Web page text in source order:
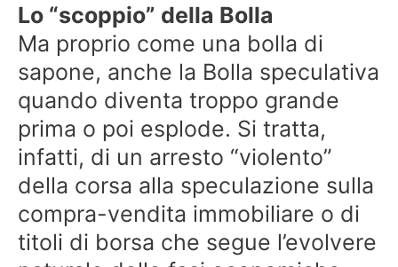
Lo “scoppio” della Bolla
Ma proprio come una bolla di
sapone, anche la Bolla speculativa
quando diventa troppo grande
prima o poi esplode. Si tratta,
infatti, di un arresto “violento”
della corsa alla speculazione sulla
compra-vendita immobiliare o di
titoli di borsa che segue l’evolvere